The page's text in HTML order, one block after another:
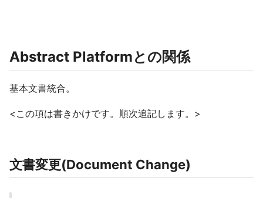
Abstract Platformとの関係
基本文書統合。
<この項は書きかけです。順次追記します。>
文書変更(Document Change)